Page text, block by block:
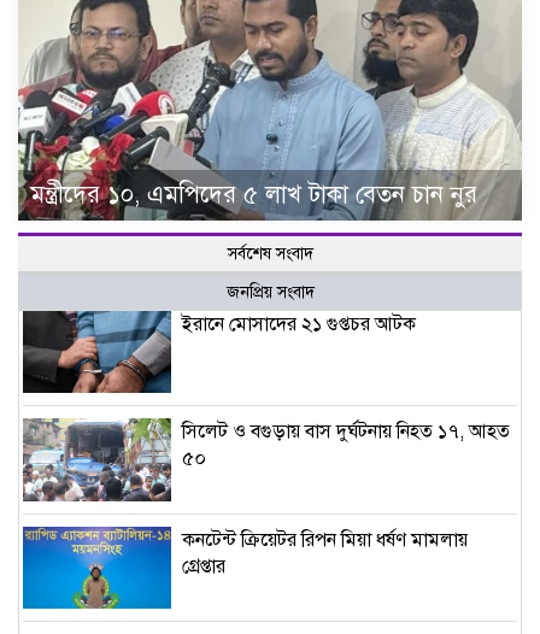
মন্ত্রীদের ১০, এমপিদের ৫ লাখ টাকা বেতন চান নুর
সর্বশেষ সংবাদ
জনপ্রিয় সংবাদ
ইরানে মোসাদের ২১ গুপ্তচর আটক
সিলেট ও বগুড়ায় বাস দুর্ঘটনায় নিহত ১৭, আহত
৫০
কনটেন্ট ক্রিয়েটর রিপন মিয়া ধর্ষণ মামলায়
গ্রেপ্তার